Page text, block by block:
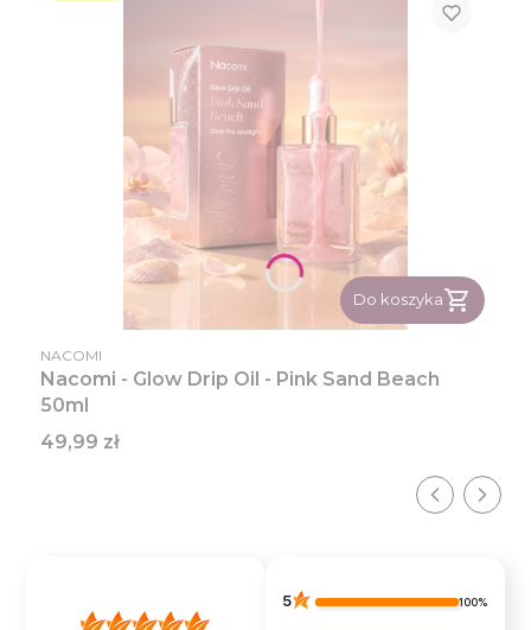
Do koszyka
PRODUCENT
NACOMI
Nacomi - Glow Drip Oil - Pink Sand Beach
50ml
Cena
49,99 zł
5 100%